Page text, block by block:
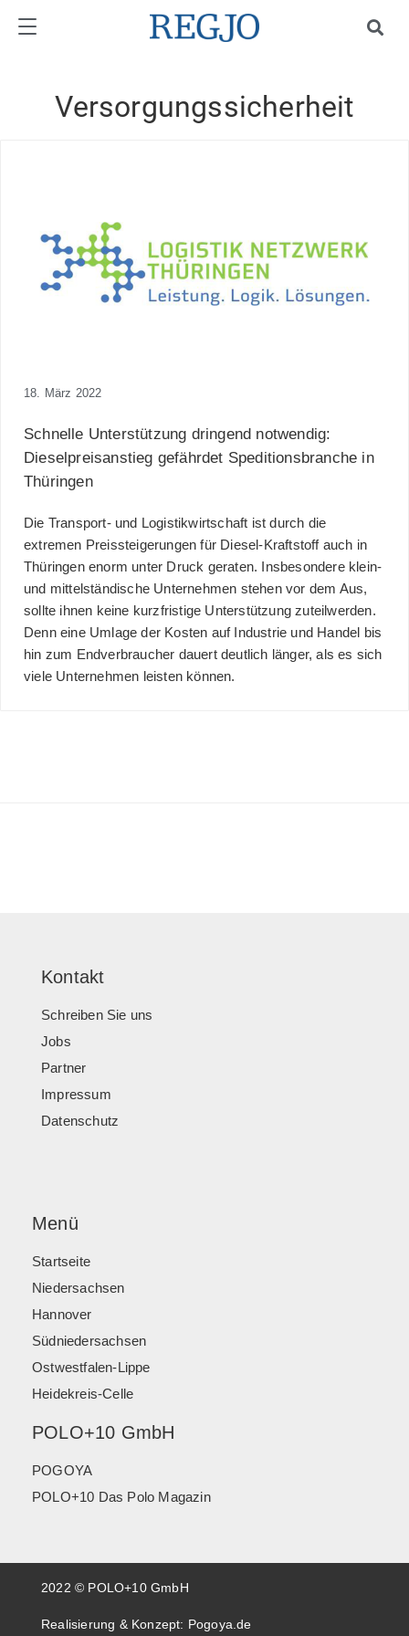
Versorgungssicherheit
18. März 2022
Schnelle Unterstützung dringend notwendig:
Dieselpreisanstieg gefährdet Speditionsbranche in
Thüringen
Die Transport- und Logistikwirtschaft ist durch die
extremen Preissteigerungen für Diesel-Kraftstoff auch in
Thüringen enorm unter Druck geraten. Insbesondere klein-
und mittelständische Unternehmen stehen vor dem Aus,
sollte ihnen keine kurzfristige Unterstützung zuteilwerden.
Denn eine Umlage der Kosten auf Industrie und Handel bis
hin zum Endverbraucher dauert deutlich länger, als es sich
viele Unternehmen leisten können.
Kontakt
Schreiben Sie uns
Jobs
Partner
Impressum
Datenschutz
Menü
Startseite
Niedersachsen
Hannover
Südniedersachsen
Ostwestfalen-Lippe
Heidekreis-Celle
POLO+10 GmbH
POGOYA
POLO+10 Das Polo Magazin
2022 © POLO+10 GmbH
Realisierung & Konzept: Pogoya.de